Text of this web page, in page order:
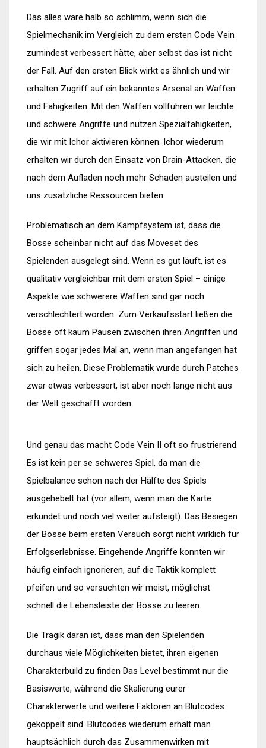
Das alles wäre halb so schlimm, wenn sich die
Spielmechanik im Vergleich zu dem ersten Code Vein
zumindest verbessert hätte, aber selbst das ist nicht
der Fall. Auf den ersten Blick wirkt es ähnlich und wir
erhalten Zugriff auf ein bekanntes Arsenal an Waffen
und Fähigkeiten. Mit den Waffen vollführen wir leichte
und schwere Angriffe und nutzen Spezialfähigkeiten,
die wir mit Ichor aktivieren können. Ichor wiederum
erhalten wir durch den Einsatz von Drain-Attacken, die
nach dem Aufladen noch mehr Schaden austeilen und
uns zusätzliche Ressourcen bieten.
Problematisch an dem Kampfsystem ist, dass die
Bosse scheinbar nicht auf das Moveset des
Spielenden ausgelegt sind. Wenn es gut läuft, ist es
qualitativ vergleichbar mit dem ersten Spiel – einige
Aspekte wie schwerere Waffen sind gar noch
verschlechtert worden. Zum Verkaufsstart ließen die
Bosse oft kaum Pausen zwischen ihren Angriffen und
griffen sogar jedes Mal an, wenn man angefangen hat
sich zu heilen. Diese Problematik wurde durch Patches
zwar etwas verbessert, ist aber noch lange nicht aus
der Welt geschafft worden.
Und genau das macht Code Vein II oft so frustrierend.
Es ist kein per se schweres Spiel, da man die
Spielbalance schon nach der Hälfte des Spiels
ausgehebelt hat (vor allem, wenn man die Karte
erkundet und noch viel weiter aufsteigt). Das Besiegen
der Bosse beim ersten Versuch sorgt nicht wirklich für
Erfolgserlebnisse. Eingehende Angriffe konnten wir
häufig einfach ignorieren, auf die Taktik komplett
pfeifen und so versuchten wir meist, möglichst
schnell die Lebensleiste der Bosse zu leeren.
Die Tragik daran ist, dass man den Spielenden
durchaus viele Möglichkeiten bietet, ihren eigenen
Charakterbuild zu finden Das Level bestimmt nur die
Basiswerte, während die Skalierung eurer
Charakterwerte und weitere Faktoren an Blutcodes
gekoppelt sind. Blutcodes wiederum erhält man
hauptsächlich durch das Zusammenwirken mit